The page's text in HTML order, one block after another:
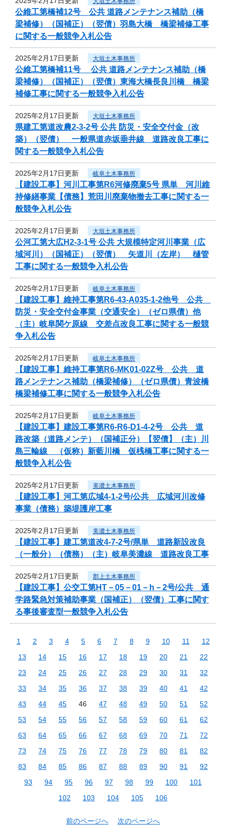
公維工第橋補12号 公共 道路メンテナンス補助（橋
梁補修）（国補正）（翌債）羽島大橋 橋梁補修工事
に関する一般競争入札公告
2025年2月17日更新 大垣土木事務所
公維工第橋補11号 公共 道路メンテナンス補助（橋
梁補修）（国補正）（翌債）東海大橋長良川橋 橋梁
補修工事に関する一般競争入札公告
2025年2月17日更新 大垣土木事務所
県建工第道改農2-3-2号 公共 防災・安全交付金（改
築）（翌債） 一般県道赤坂垂井線 道路改良工事に
関する一般競争入札公告
2025年2月17日更新 岐阜土木事務所
【建設工事】河川工事第R6河修廃棄5号 県単 河川維
持修繕事業【債務】荒田川廃棄物撤去工事に関する一
般競争入札公告
2025年2月17日更新 大垣土木事務所
公河工第大広H2-3-1号 公共 大規模特定河川事業（広
域河川）（国補正）（翌債） 矢道川（左岸） 樋管
工事に関する一般競争入札公告
2025年2月17日更新 岐阜土木事務所
【建設工事】維持工事第R6-43-A035-1-2他号 公共
防災・安全交付金事業（交通安全）（ゼロ県債）他
（主）岐阜関ケ原線 交差点改良工事に関する一般競
争入札公告
2025年2月17日更新 岐阜土木事務所
【建設工事】維持工事第R6-MK01-02Z号 公共 道
路メンテナンス補助（橋梁補修）（ゼロ県債）青波橋
橋梁補修工事に関する一般競争入札公告
2025年2月17日更新 岐阜土木事務所
【建設工事】建設工事第R6-R6-D1-4-2号 公共 道
路改築（道路メンテ）（国補正分）【翌債】（主）川
島三輪線 （仮称）新藍川橋 仮桟橋工事に関する一
般競争入札公告
2025年2月17日更新 美濃土木事務所
【建設工事】河工第広域4-1-2号/公共 広域河川改修
事業（債務）築堤護岸工事
2025年2月17日更新 美濃土木事務所
【建設工事】建工第道改4-7-2号/県単 道路新設改良
（一般分）（債務）（主）岐阜美濃線 道路改良工事
2025年2月17日更新 郡上土木事務所
【建設工事】公交工第HT－05－01－h－2号/公共 通
学路緊急対策補助事業（国補正）（翌債）工事に関す
る事後審査型一般競争入札公告
1 2 3 4 5 6 7 8 9 10 11
12
13
14 15 16 17 18 19 20 21
22
23
24 25 26 27 28 29 30 31
32
33
34 35 36 37 38 39 40 41
42
43
44 45 46 47 48 49 50 51
52
53
54 55 56 57 58 59 60 61
62
63
64 65 66 67 68 69 70 71
72
73
74 75 76 77 78 79 80 81
82
83
84 85 86 87 88 89 90 91
92
93
94 95 96 97 98 99 100
101
102
103 104 105 106
前のページへ 次のページへ